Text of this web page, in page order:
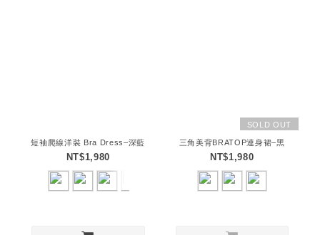
短袖爬線洋裝 Bra Dress–深藍
NT$1,980
SOLD OUT
三角美背BRATOP連身裙–黑
NT$1,980